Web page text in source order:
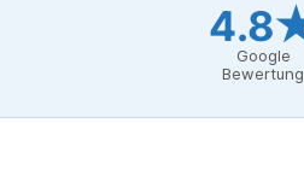
Google
Bewertung